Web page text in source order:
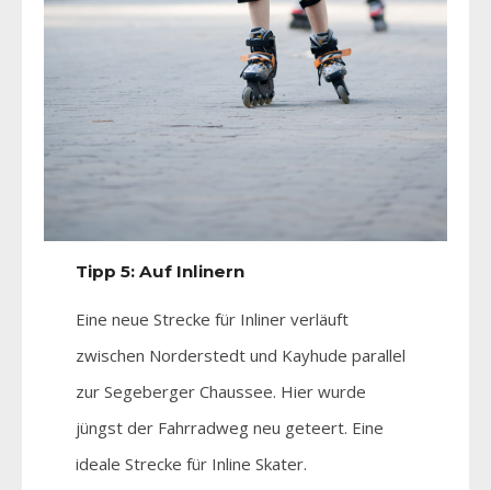
Tipp 5: Auf Inlinern
Eine neue Strecke für Inliner verläuft
zwischen Norderstedt und Kayhude parallel
zur Segeberger Chaussee. Hier wurde
jüngst der Fahrradweg neu geteert. Eine
ideale Strecke für Inline Skater.